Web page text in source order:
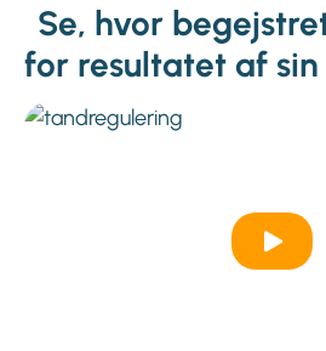
Se, hvor
for resultatet af